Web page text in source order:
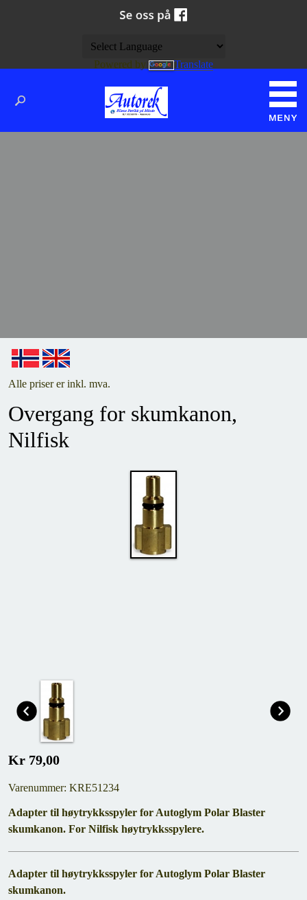
Alle priser er inkl. mva.
Overgang for skumkanon,
Nilfisk
Kr 79,00
Varenummer: KRE51234
Adapter til høytrykksspyler for Autoglym Polar Blaster
skumkanon. For Nilfisk høytrykksspylere.
Adapter til høytrykksspyler for Autoglym Polar Blaster
skumkanon.
Powered by Translate